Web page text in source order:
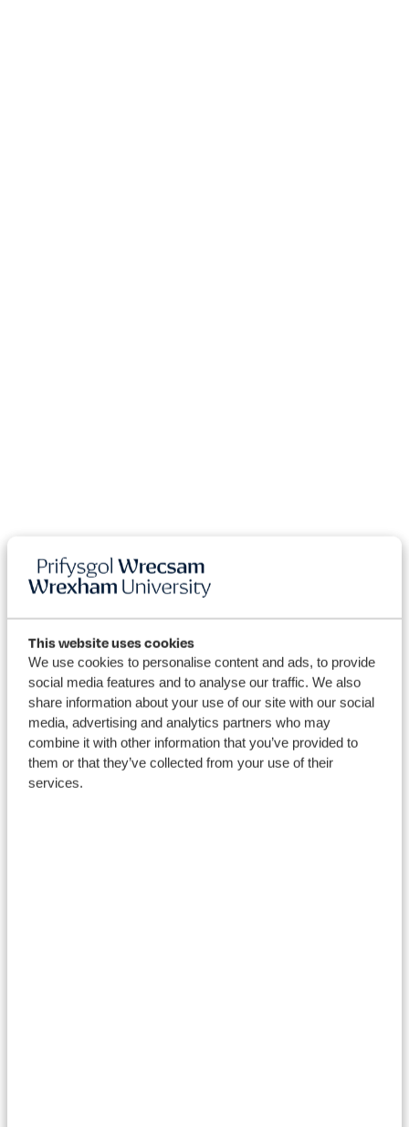
This website uses cookies
We use cookies to personalise content and ads, to provide
social media features and to analyse our traffic. We also
share information about your use of our site with our social
media, advertising and analytics partners who may
combine it with other information that you’ve provided to
them or that they’ve collected from your use of their
services.
Cyrsiau